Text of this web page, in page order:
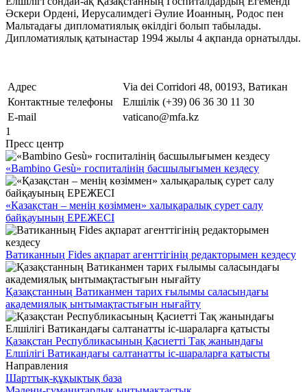
Әскери Ордені, Иерусалимдегі Әулие Иоанның, Родос пен
Мальтадағы дипломатиялық өкілдігі болып табылады.
Дипломатиялық қатынастар 1994 жылы 4 ақпанда орнатылды.
Адрес
Via dei Corridori 48, 00193, Ватикан
Контактные телефоны
Елшілік (+39) 06 36 30 11 30
E-mail
vaticano@mfa.kz
1
Пресс центр
«Bambino Gesù» госпиталінің басшылығымен кездесу
«Қазақстан – менің көзіммен» халықаралық сурет салу
байқауының ЕРЕЖЕСІ
Ватиканның Fides ақпарат агенттігінің редакторымен кездесу
Қазақстанның Ватиканмен тарих ғылымы саласындағы
академиялық ынтымақтастығын нығайту
Қазақстан Республикасының Қасиетті Тақ жанындағы
Елшілігі Ватикандағы салтанатты іс-шараларға қатысты
Направления
Шарттық-құқықтық база